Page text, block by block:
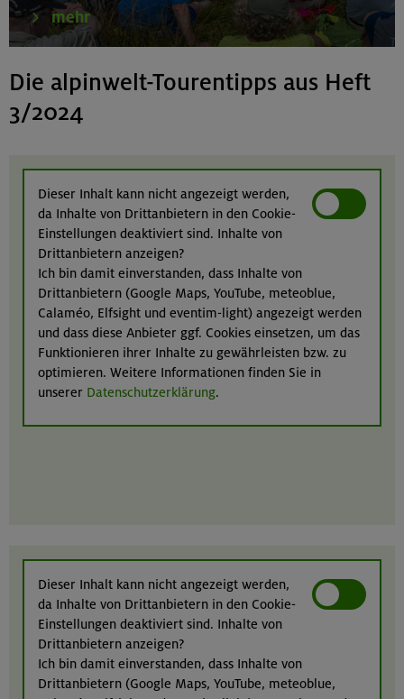
mehr
Die alpinwelt-Tourentipps aus Heft
3/2024
Dieser Inhalt kann nicht angezeigt werden,
da Inhalte von Drittanbietern in den Cookie-
Einstellungen deaktiviert sind. Inhalte von
Drittanbietern anzeigen?
Ich bin damit einverstanden, dass Inhalte von
Drittanbietern (Google Maps, YouTube, meteoblue,
Calaméo, Elfsight und eventim-light) angezeigt werden
und dass diese Anbieter ggf. Cookies einsetzen, um das
Funktionieren ihrer Inhalte zu gewährleisten bzw. zu
optimieren. Weitere Informationen finden Sie in
unserer Datenschutzerklärung.
Dieser Inhalt kann nicht angezeigt werden,
da Inhalte von Drittanbietern in den Cookie-
Einstellungen deaktiviert sind. Inhalte von
Drittanbietern anzeigen?
Ich bin damit einverstanden, dass Inhalte von
Drittanbietern (Google Maps, YouTube, meteoblue,